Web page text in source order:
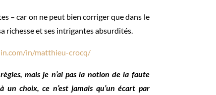
– car on ne peut bien corriger que dans le
richesse et ses intrigantes absurdités.
in/matthieu-crocq/
mais je n’ai pas la notion de la faute
un choix, ce n’est jamais qu’un écart par